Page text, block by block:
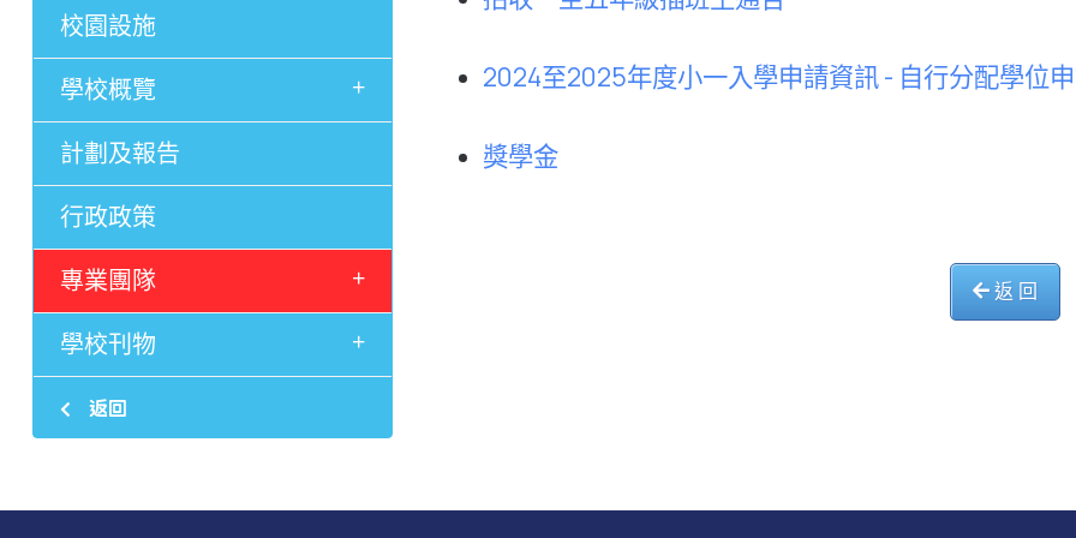
校園設施
學校概覽
+
計劃及報告
行政政策
專業團隊
+
學校刊物 +
返回
2024至2025年度小一入學申請資訊 - 自行分配學位
獎學金
返 回